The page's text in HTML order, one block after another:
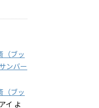
ブッ
サンバー
ブッ
アイ よ